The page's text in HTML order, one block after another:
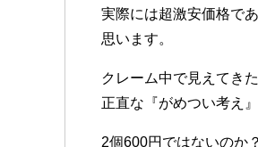
実際には超激安価格で
思います。
クレーム中で見えてき
正直な『がめつい考え』
2個600円ではないのか？